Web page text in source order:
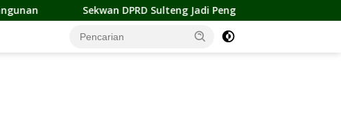
DPRD Sulteng Jadi Pengurus BMA 2026-2031, Siap Perkuat